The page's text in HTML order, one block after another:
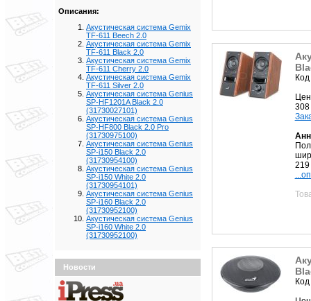
Описания:
Акустическая система Gemix
TF-611 Beech 2.0
Акустическая система Gemix
TF-611 Black 2.0
Акустическая система Gemix
TF-611 Cherry 2.0
Акустическая система Gemix
TF-611 Silver 2.0
Акустическая система Genius
SP-HF1201A Black 2.0
(31730027101)
Акустическая система Genius
SP-HF800 Black 2.0 Pro
(31730975100)
Акустическая система Genius
SP-i150 Black 2.0
(31730954100)
Акустическая система Genius
SP-i150 White 2.0
(31730954101)
Акустическая система Genius
SP-i160 Black 2.0
(31730952100)
Акустическая система Genius
SP-i160 White 2.0
(31730952100)
Новости
219